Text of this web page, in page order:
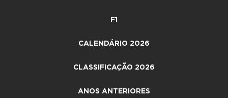
F1
CALENDÁRIO 2026
CLASSIFICAÇÃO 2026
ANOS ANTERIORES